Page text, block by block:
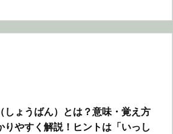
しょうばん）とは？意味・覚え方
りやすく解説！ヒントは「いっし